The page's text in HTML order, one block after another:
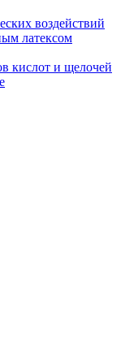
воздействий
латексом
кислот и щелочей